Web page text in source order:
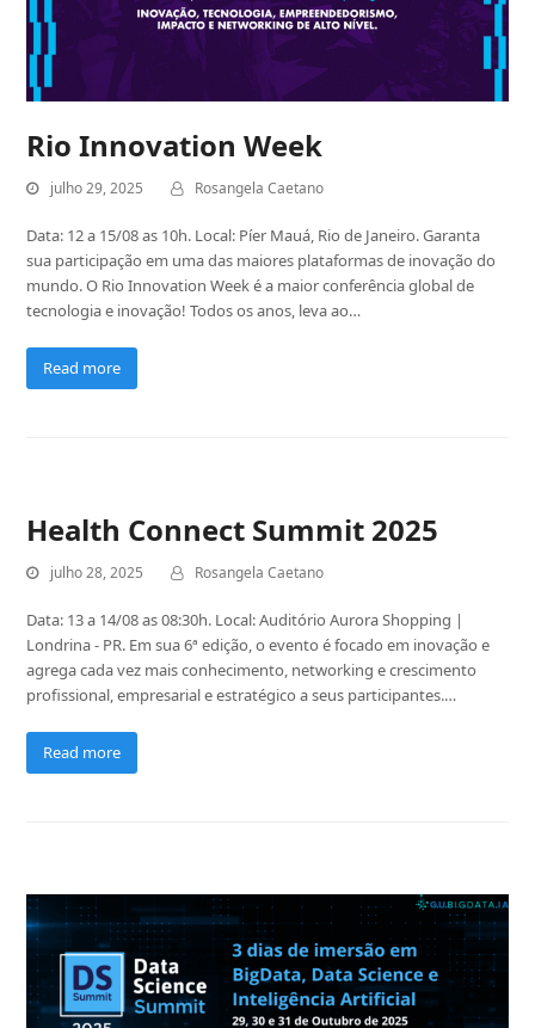
Rio Innovation Week
julho 29, 2025 Rosangela Caetano
Data: 12 a 15/08 as 10h. Local: Píer Mauá, Rio de Janeiro. Garanta
sua participação em uma das maiores plataformas de inovação do
mundo. O Rio Innovation Week é a maior conferência global de
tecnologia e inovação! Todos os anos, leva ao…
Read more
Health Connect Summit 2025
julho 28, 2025 Rosangela Caetano
Data: 13 a 14/08 as 08:30h. Local: Auditório Aurora Shopping |
Londrina - PR. Em sua 6ª edição, o evento é focado em inovação e
agrega cada vez mais conhecimento, networking e crescimento
profissional, empresarial e estratégico a seus participantes.…
Read more